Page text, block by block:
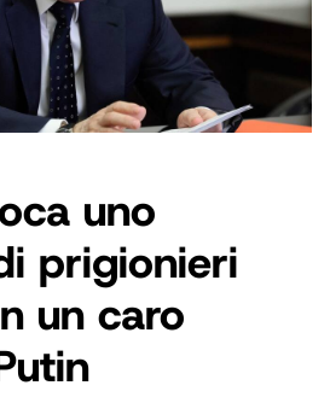
uno
prigionieri
un caro